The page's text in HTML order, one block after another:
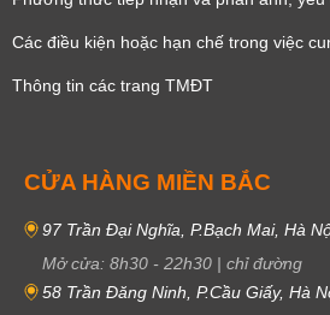
Các điều kiện hoặc hạn chế trong việc
Thông tin các trang TMĐT
CỬA HÀNG MIỀN BẮC
97 Trần Đại Nghĩa, P.Bạch Mai, Hà
Mở cửa: 8h30 - 22h30 | chỉ đường
58 Trần Đăng Ninh, P.Cầu Giấy, Hà